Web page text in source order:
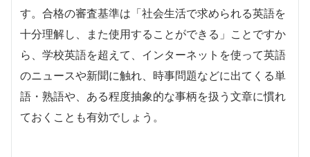
す。合格の審査基準は「社会生活で求められる英語を
十分理解し、また使用することができる」ことですか
ら、学校英語を超えて、インターネットを使って英語
のニュースや新聞に触れ、時事問題などに出てくる単
語・熟語や、ある程度抽象的な事柄を扱う文章に慣れ
ておくことも有効でしょう。